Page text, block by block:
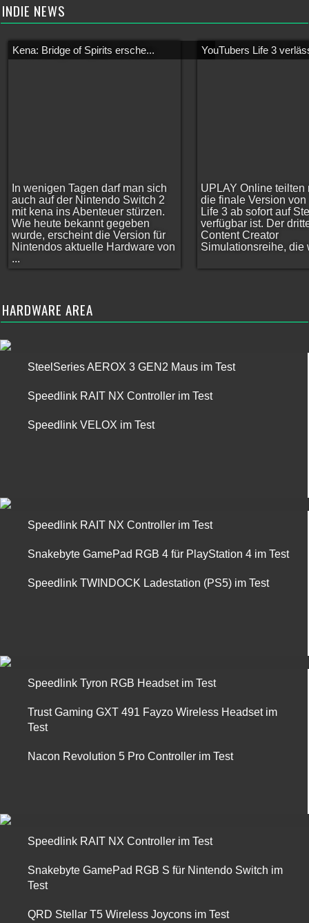
INDIE NEWS
Kena: Bridge of Spirits ersche...
In wenigen Tagen darf man sich
auch auf der Nintendo Switch 2
mit kena ins Abenteuer stürzen.
Wie heute bekannt gegeben
wurde, erscheint die Version für
Nintendos aktuelle Hardware von
...
YouTubers Life 3
UPLAY Online teilten
die finale Version von
Life 3 ab sofort auf
verfügbar ist. Der
Content Creator
Simulationsreihe, die
HARDWARE AREA
SteelSeries AEROX 3 GEN2 Maus im Test
Speedlink RAIT NX Controller im Test
Speedlink VELOX im Test
Speedlink RAIT NX Controller im Test
Snakebyte GamePad RGB 4 für PlayStation 4 im Test
Speedlink TWINDOCK Ladestation (PS5) im Test
Speedlink Tyron RGB Headset im Test
Trust Gaming GXT 491 Fayzo Wireless Headset im
Test
Nacon Revolution 5 Pro Controller im Test
Speedlink RAIT NX Controller im Test
Snakebyte GamePad RGB S für Nintendo Switch im
Test
QRD Stellar T5 Wireless Joycons im Test